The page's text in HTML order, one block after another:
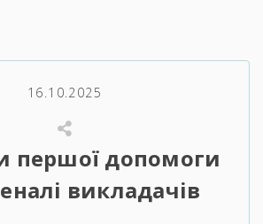
16.10.2025
першої допомоги
викладачів